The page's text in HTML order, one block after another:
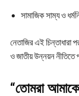
সামাজিক সাম্য ও
নেতাজির এই চিন্তাধারা
ও জাতীয় উন্নয়ন নীতিতে
“তোমরা